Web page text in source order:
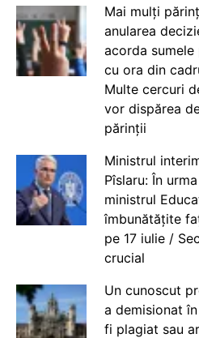
Mai mulți
anularea
acorda
cu ora din
Multe cercuri
vor dispărea
părinții
Ministrul
Pîslaru: În
ministrul
îmbunătățite
pe 17 iulie /
crucial
Un cunoscut
a demisionat
fi plagiat sau